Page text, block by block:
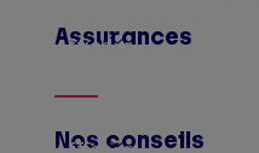
Assurances
Afficher
Nos conseils